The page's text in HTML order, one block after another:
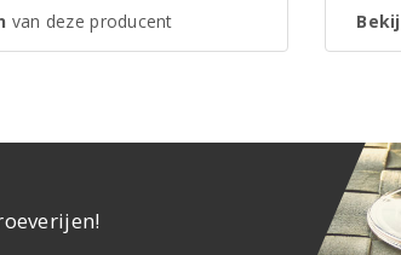
van deze producent